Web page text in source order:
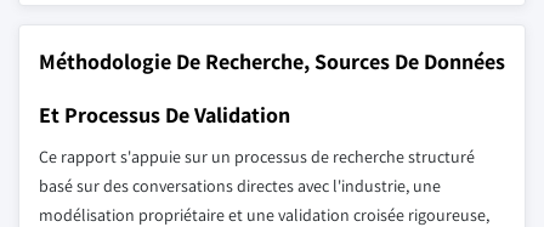
Méthodologie De Recherche, Sources De Données
Et Processus De Validation
Ce rapport s'appuie sur un processus de recherche structuré
basé sur des conversations directes avec l'industrie, une
modélisation propriétaire et une validation croisée rigoureuse,